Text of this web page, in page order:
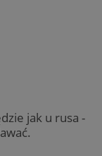
jak u rusa -